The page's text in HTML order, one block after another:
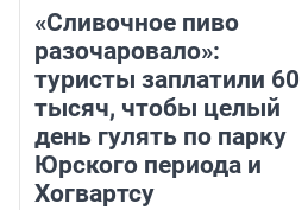
«Сливочное пиво
разочаровало»:
туристы заплатили 60
тысяч, чтобы целый
день гулять по парку
Юрского периода и
Хогвартсу